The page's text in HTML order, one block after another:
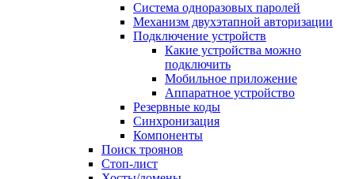
Система одноразовых паролей
Механизм двухэтапной авторизации
Подключение устройств
Какие устройства можно
подключить
Мобильное приложение
Аппаратное устройство
Резервные коды
Синхронизация
Компоненты
Поиск троянов
Стоп-лист